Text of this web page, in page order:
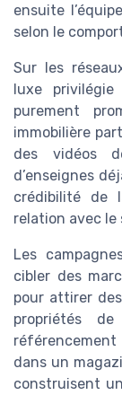
ensuite
selon le
Sur les
luxe
purement
immobilière
des vidéos
d’enseignes
crédibilité de
relation avec le
Les
cibler des
pour attirer
propriétés
dans un
construisent